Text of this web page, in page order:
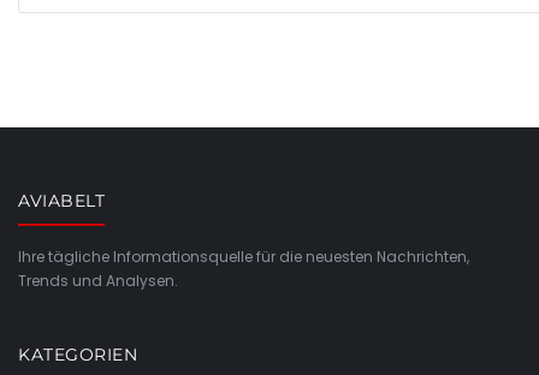
AVIABELT
Ihre tägliche Informationsquelle für die neuesten Nachrichten,
Trends und Analysen.
KATEGORIEN